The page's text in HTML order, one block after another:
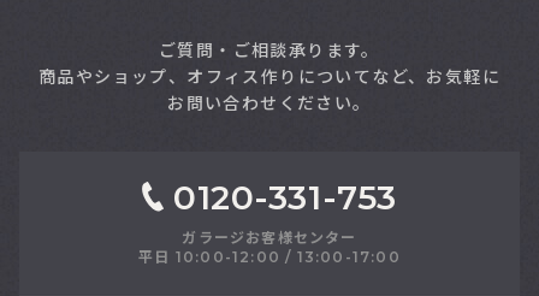
ご質問・ご相談承ります。
商品やショップ、オフィス作りについてなど、お気軽に
お問い合わせください。
0120-331-753
ガラージお客様センター
平日 10:00-12:00 / 13:00-17:00